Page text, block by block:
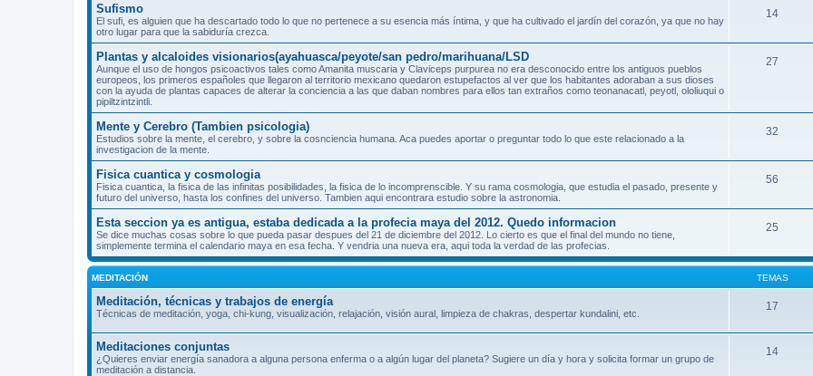
Sufismo
El sufi, es alguien que ha descartado todo lo que no pertenece a su esencia más íntima, y que ha cultivado el jardín del corazón, ya que no hay
otro lugar para que la sabiduría crezca.
14
Plantas y alcaloides visionarios(ayahuasca/peyote/san pedro/marihuana/LSD
Aunque el uso de hongos psicoactivos tales como Amanita muscaria y Claviceps purpurea no era desconocido entre los antiguos pueblos
europeos, los primeros españoles que llegaron al territorio mexicano quedaron estupefactos al ver que los habitantes adoraban a sus dioses
con la ayuda de plantas capaces de alterar la conciencia a las que daban nombres para ellos tan extraños como teonanacatl, peyotl, ololiuqui o
pipiltzintzintli.
27
Mente y Cerebro (Tambien psicologia)
Estudios sobre la mente, el cerebro, y sobre la cosnciencia humana. Aca puedes aportar o preguntar todo lo que este relacionado a la
investigacion de la mente.
32
Fisica cuantica y cosmologia
Fisica cuantica, la fisica de las infinitas posibilidades, la fisica de lo incomprenscible. Y su rama cosmologia, que estudia el pasado, presente y
futuro del universo, hasta los confines del universo. Tambien aqui encontrara estudio sobre la astronomia.
56
Esta seccion ya es antigua, estaba dedicada a la profecia maya del 2012. Quedo informacion
Se dice muchas cosas sobre lo que pueda pasar despues del 21 de diciembre del 2012. Lo cierto es que el final del mundo no tiene,
simplemente termina el calendario maya en esa fecha. Y vendria una nueva era, aqui toda la verdad de las profecias.
25
MEDITACIÓN TEMAS
Meditación, técnicas y trabajos de energía
Técnicas de meditación, yoga, chi-kung, visualización, relajación, visión aural, limpieza de chakras, despertar kundalini, etc.
17
Meditaciones conjuntas
¿Quieres enviar energía sanadora a alguna persona enferma o a algún lugar del planeta? Sugiere un día y hora y solicita formar un grupo de
meditación a distancia.
14